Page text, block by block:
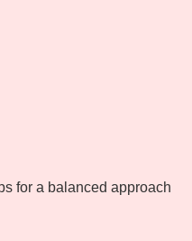
for a balanced approach